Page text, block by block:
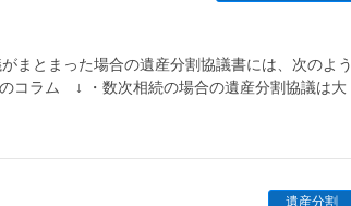
まとまった場合の遺産分割協議書には、次のよう
コラム ↓ ・数次相続の場合の遺産分割協議は大
遺産分割